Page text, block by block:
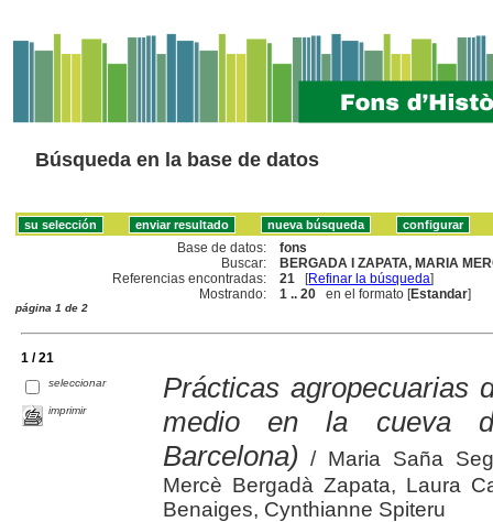
Búsqueda en la base de datos
Base de datos:
fons
Buscar:
BERGADA I ZAPATA, MARIA
Referencias encontradas:
21 [Refinar la búsqueda]
Mostrando:
1 .. 20 en el formato [Estandar]
página 1 de 2
1 / 21
seleccionar
imprimir
Prácticas agropecuarias
medio en la cueva
Barcelona) / Maria Saña
Mercè Bergadà Zapata, Laura
Benaiges, Cynthianne Spiteru